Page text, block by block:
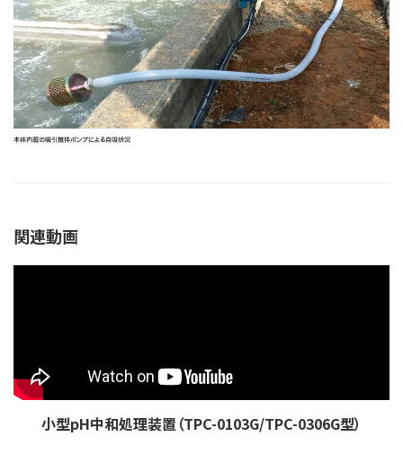
関連動画
小型pH中和処理装置（TPC-0103G/TPC-0306G型）